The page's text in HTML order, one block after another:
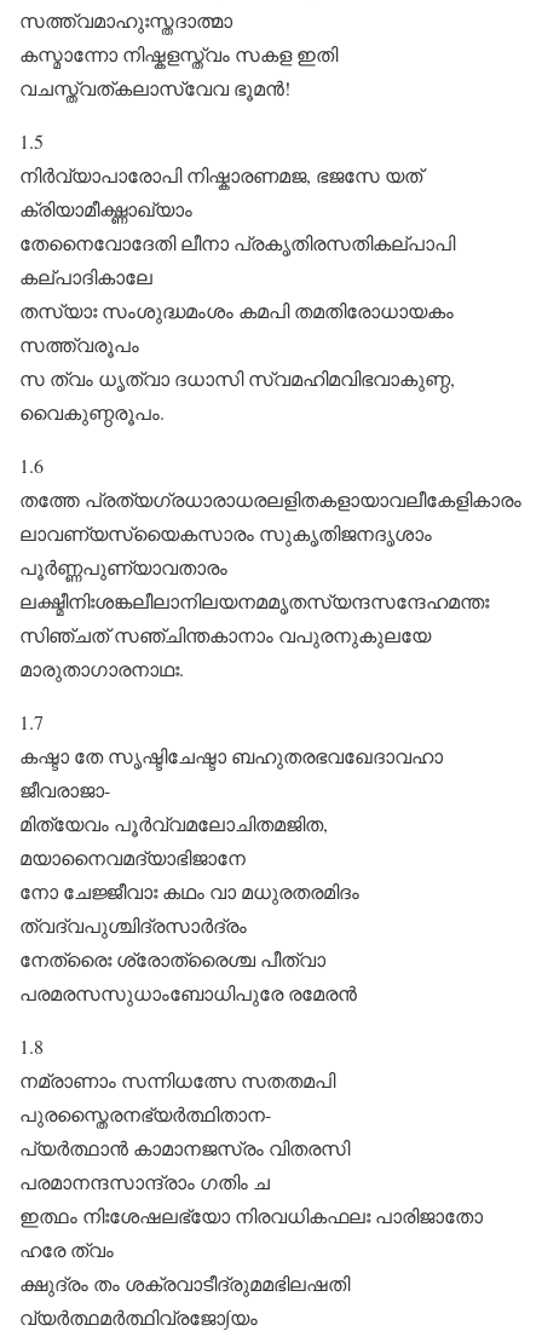
സത്ത്വമാഹുഃസ്തദാത്മാ
കസ്മാന്നോ നിഷ്കളസ്ത്വം സകള ഇതി
വചസ്ത്വത്കലാസ്വേവ ഭൂമൻ!
1.5
നിർവ്യാപാരോപി നിഷ്കാരണമജ, ഭജസേ യത്
ക്രിയാമീക്ഷ്ണാഖ്യാം
തേനൈവോദേതി ലീനാ പ്രകൃതിരസതികല്പാപി
കല്പാദികാലേ
തസ്യാഃ സംശുദ്ധമംശം കമപി തമതിരോധായകം
സത്ത്വരൂപം
സ ത്വം ധൃത്വാ ദധാസി സ്വമഹിമവിഭവാകുണ്ഠ,
വൈകുണ്ഠരൂപം.
1.6
തത്തേ പ്രത്യഗ്രധാരാധരലളിതകളായാവലീകേളികാരം
ലാവണ്യസ്യൈകസാരം സുകൃതിജനദൃശാം
പൂർ‌ണ്ണപുണ്യാവതാരം
ലക്ഷ്മീനിഃശങ്കലീലാനിലയനമമൃതസ്യന്ദസന്ദേഹമന്തഃ
സിഞ്ചത് സഞ്ചിന്തകാനാം വപുരനുകുലയേ
മാരുതാഗാരനാഥഃ.
1.7
കഷ്ടാ ‍തേ സൃഷ്ടിചേഷ്ടാ ബഹുതരഭവഖേദാവഹാ
ജീവരാജാ-
മിത്യേവം പൂർ‌വ്വമലോചിതമജിത,
മയാനൈവമദ്യാഭിജാനേ
നോ ചേജ്ജീവാഃ കഥം വാ മധുരതരമിദം
ത്വദ്വപുശ്ചിദ്രസാർ‌ദ്രം
നേത്രൈഃ ശ്രോത്രൈശ്ച പീത്വാ
പരമരസസുധാംബോധിപുരേ രമേരൻ
1.8
നമ്രാണാം സന്നിധത്സേ സതതമപി
പുരസ്തൈരനഭ്യർത്ഥിതാന-
പ്യർ‌ത്ഥാൻ കാമാനജസ്രം വിതരസി
പരമാനന്ദസാന്ദ്രാം ഗതിം ച
ഇത്ഥം നിഃശേഷലഭ്യോ നിരവധികഫലഃ പാരിജാതോ
ഹരേ ത്വം
ക്ഷുദ്രം തം ശക്രവാടീദ്രുമമഭിലഷതി
വ്യർത്ഥമർത്ഥിവ്രജോ∫യം